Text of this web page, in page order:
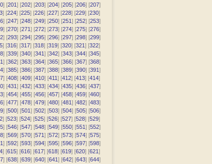
] [201] [202] [203] [204] [205] [206] [207]
] [224] [225] [226] [227] [228] [229] [230]
] [247] [248] [249] [250] [251] [252] [253]
] [270] [271] [272] [273] [274] [275] [276]
] [293] [294] [295] [296] [297] [298] [299]
] [316] [317] [318] [319] [320] [321] [322]
] [339] [340] [341] [342] [343] [344] [345]
] [362] [363] [364] [365] [366] [367] [368]
] [385] [386] [387] [388] [389] [390] [391]
] [408] [409] [410] [411] [412] [413] [414]
] [431] [432] [433] [434] [435] [436] [437]
] [454] [455] [456] [457] [458] [459] [460]
] [477] [478] [479] [480] [481] [482] [483]
] [500] [501] [502] [503] [504] [505] [506]
] [523] [524] [525] [526] [527] [528] [529]
] [546] [547] [548] [549] [550] [551] [552]
] [569] [570] [571] [572] [573] [574] [575]
] [592] [593] [594] [595] [596] [597] [598]
] [615] [616] [617] [618] [619] [620] [621]
] [638] [639] [640] [641] [642] [643] [644]